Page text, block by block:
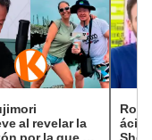
al revelar la
por la que no